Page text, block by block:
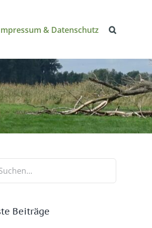
& Datenschutz
Beiträge